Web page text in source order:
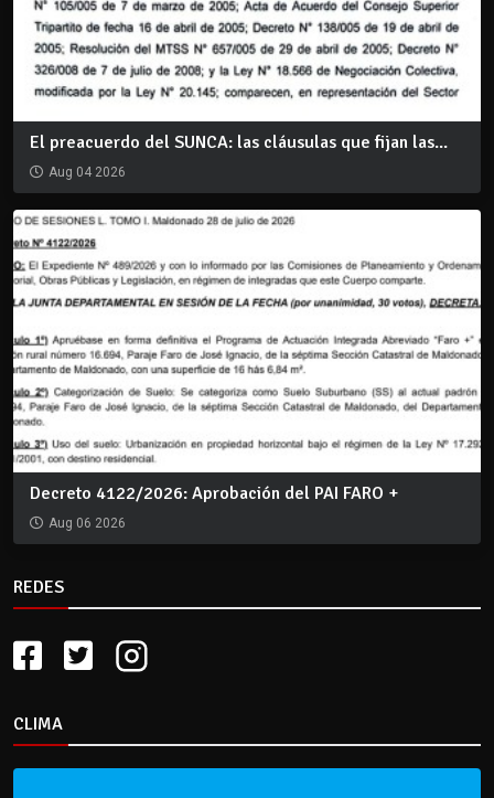
El preacuerdo del SUNCA: las cláusulas que fijan las...
Aug 04 2026
Decreto 4122/2026: Aprobación del PAI FARO +
Aug 06 2026
REDES
CLIMA